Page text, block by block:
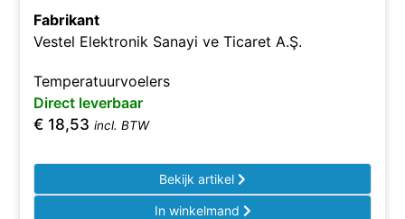
Fabrikant
Vestel Elektronik Sanayi ve Ticaret A.Ş.
Temperatuurvoelers
Direct leverbaar
€ 18,53 incl. BTW
Bekijk artikel
In winkelmand